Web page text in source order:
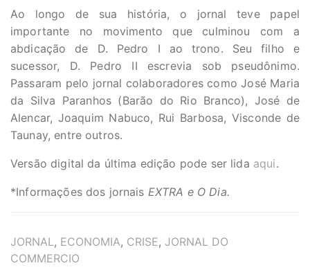
Ao longo de sua história, o jornal teve papel
importante no movimento que culminou com a
abdicação de D. Pedro I ao trono. Seu filho e
sucessor, D. Pedro II escrevia sob pseudônimo.
Passaram pelo jornal colaboradores como José Maria
da Silva Paranhos (Barão do Rio Branco), José de
Alencar, Joaquim Nabuco, Rui Barbosa, Visconde de
Taunay, entre outros.
Versão digital da última edição pode ser lida aqui.
*Informações dos jornais EXTRA e O Dia.
TAGS
JORNAL, ECONOMIA, CRISE, JORNAL DO
COMMERCIO